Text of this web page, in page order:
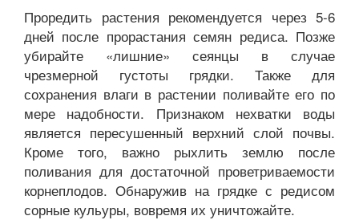
Проредить растения рекомендуется через 5-6
дней после прорастания семян редиса. Позже
убирайте «лишние» сеянцы в случае
чрезмерной густоты грядки. Также для
сохранения влаги в растении поливайте его по
мере надобности. Признаком нехватки воды
является пересушенный верхний слой почвы.
Кроме того, важно рыхлить землю после
поливания для достаточной проветриваемости
корнеплодов. Обнаружив на грядке с редисом
сорные кульуры, вовремя их уничтожайте.